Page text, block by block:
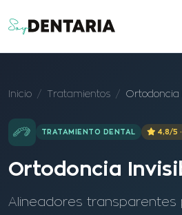
Inicio Tratamientos Ortodoncia
TRATAMIENTO DENTAL 4,8/5
Ortodoncia
Alineadores